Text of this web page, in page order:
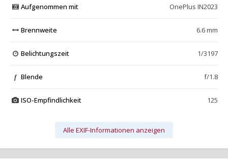
Aufgenommen mit OnePlus IN2023
Brennweite 6.6 mm
Belichtungszeit 1/3197
f Blende f/1.8
ISO-Empfindlichkeit 125
Alle EXIF-Informationen anzeigen